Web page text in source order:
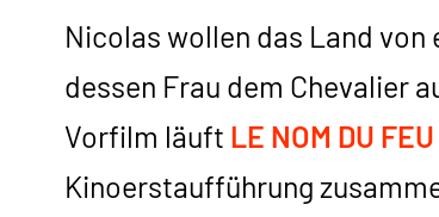
Nicolas wollen das Land
dessen Frau dem Chevalier
Vorfilm läuft LE NOM DU FEU
Kinoerstaufführung